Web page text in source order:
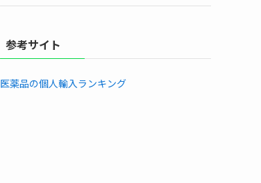
参考サイト
医薬品の個人輸入ランキング